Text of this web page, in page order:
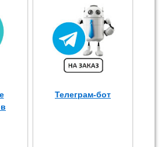
Телеграм-бот